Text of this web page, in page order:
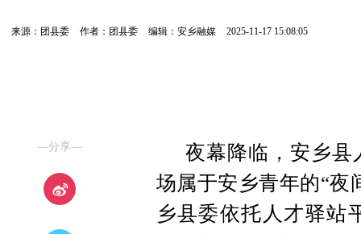
来源：团县委 作者：团县委 编辑：安乡融媒 2025-11-17 15:08:05
—分享—
夜幕降临，安乡县
场属于安乡青年的“夜
乡县委依托人才驿站